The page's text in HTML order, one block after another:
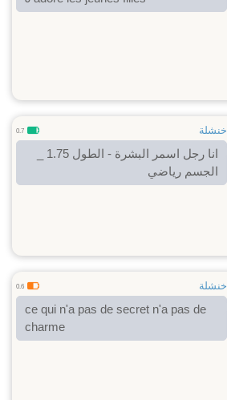
خنشلة 0.7
الجسم رياضي
خنشلة 0.6
ce qui n'a pas de secret n'a pas de
charme